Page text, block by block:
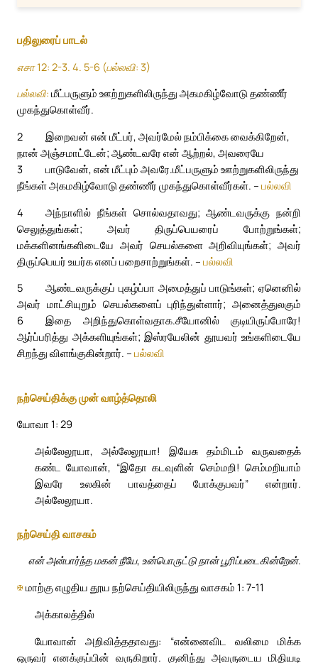
பதிலுரைப் பாடல்
எசா 12: 2-3. 4. 5-6 (பல்லவி: 3)
பல்லவி: மீட்பருளும் ஊற்றுகளிலிருந்து அகமகிழ்வோடு தண்ணீர்
முகந்துகொள்வீர்.
2
இறைவன் என் மீட்பர், அவர்மேல் நம்பிக்கை வைக்கிறேன்,
நான் அஞ்சமாட்டேன்; ஆண்டவரே என் ஆற்றல், அவரையே
பாடுவேன், என் மீட்பும் அவரே.
3
மீட்பருளும் ஊற்றுகளிலிருந்து
நீங்கள் அகமகிழ்வோடு தண்ணீர் முகந்துகொள்வீர்கள். – பல்லவி
4
அந்நாளில் நீங்கள் சொல்வதாவது; ஆண்டவருக்கு நன்றி
செலுத்துங்கள்; அவர் திருப்பெயரைப் போற்றுங்கள்;
மக்களினங்களிடையே அவர் செயல்களை அறிவியுங்கள்; அவர்
திருப்பெயர் உயர்க எனப் பறைசாற்றுங்கள். – பல்லவி
5
ஆண்டவருக்குப் புகழ்ப்பா அமைத்துப் பாடுங்கள்; ஏனெனில்
அவர் மாட்சியுறும் செயல்களைப் புரிந்துள்ளார்; அனைத்துலகும்
இதை அறிந்துகொள்வதாக.
6
சீயோனில் குடியிருப்போரே!
ஆர்ப்பரித்து அக்களியுங்கள்; இஸ்ரயேலின் தூயவர் உங்களிடையே
சிறந்து விளங்குகின்றார். – பல்லவி
நற்செய்திக்கு முன் வாழ்த்தொலி
யோவா 1: 29
அல்லேலூயா, அல்லேலூயா! இயேசு தம்மிடம் வருவதைக்
கண்ட யோவான், “இதோ கடவுளின் செம்மறி! செம்மறியாம்
இவரே உலகின் பாவத்தைப் போக்குபவர்” என்றார்.
அல்லேலூயா.
நற்செய்தி வாசகம்
என் அன்பார்ந்த மகன் நீயே, உன்பொருட்டு நான் பூரிப்படைகின்றேன்.
✠மாற்கு எழுதிய தூய நற்செய்தியிலிருந்து வாசகம் 1: 7-11
அக்காலத்தில்
யோவான் அறிவித்ததாவது: “என்னைவிட வலிமை மிக்க
ஒருவர் எனக்குப்பின் வருகிறார். குனிந்து அவருடைய மிதியடி